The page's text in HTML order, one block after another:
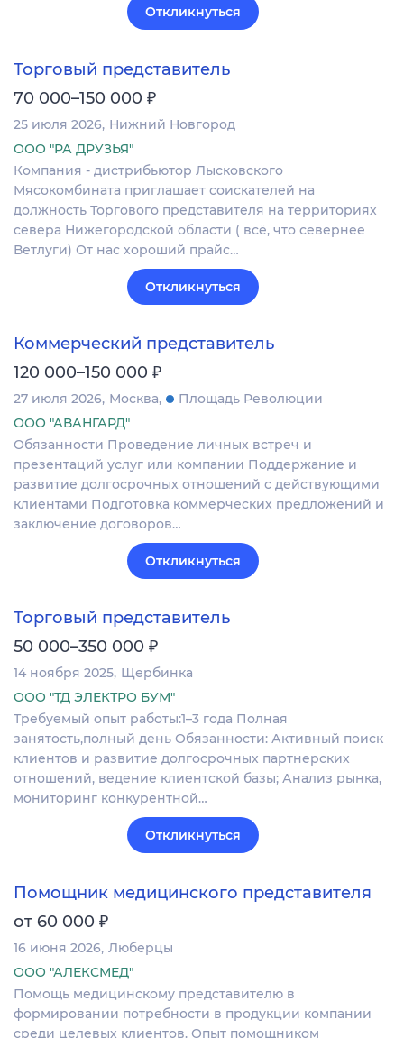
Откликнуться
Торговый представитель
70 000–150 000 ₽
25 июля 2026 Нижний Новгород
ООО "РА ДРУЗЬЯ"
Компания - дистрибьютор Лысковского
Мясокомбината приглашает соискателей на
должность Торгового представителя на территориях
севера Нижегородской области ( всё, что севернее
Ветлуги) От нас хороший прайс…
Откликнуться
Коммерческий представитель
120 000–150 000 ₽
27 июля 2026 Москва
Площадь Революции
ООО "АВАНГАРД"
Обязанности Проведение личных встреч и
презентаций услуг или компании Поддержание и
развитие долгосрочных отношений с действующими
клиентами Подготовка коммерческих предложений и
заключение договоров…
Откликнуться
Торговый представитель
50 000–350 000 ₽
14 ноября 2025 Щербинка
ООО "ТД ЭЛЕКТРО БУМ"
Требуемый опыт работы:1–3 года Полная
занятость,полный день Обязанности: Активный поиск
клиентов и развитие долгосрочных партнерских
отношений, ведение клиентской базы; Анализ рынка,
мониторинг конкурентной…
Откликнуться
Помощник медицинского представителя
от 60 000 ₽
16 июня 2026 Люберцы
ООО "АЛЕКСМЕД"
Помощь медицинскому представителю в
формировании потребности в продукции компании
среди целевых клиентов. Опыт помощником